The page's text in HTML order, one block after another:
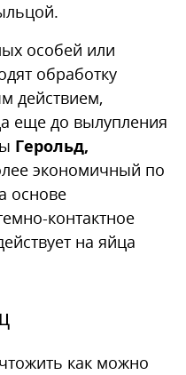
особей или
обработку
действием,
еще до вылупления
Герольд,
экономичный по
основе
контактное
на яйца
как можно